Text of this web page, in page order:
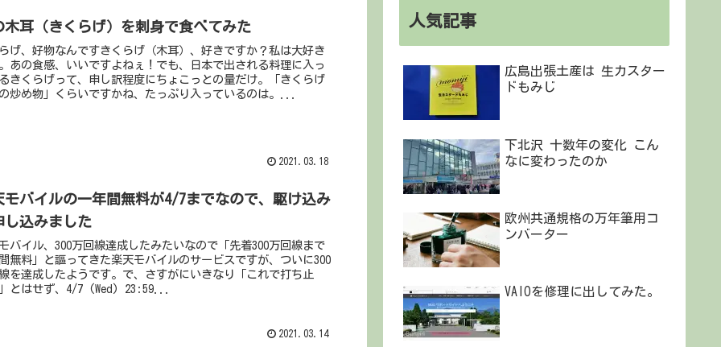
木耳（きくらげ）を刺身で食べてみた
げ、好物なんですきくらげ（木耳）、好きですか？私は大好き
あの食感、いいですよねぇ！でも、日本で出される料理に入っ
きくらげって、申し訳程度にちょこっとの量だけ。「きくらげ
炒め物」くらいですかね、たっぷり入っているのは。...
2021.03.18
モバイルの一年間無料が4/7までなので、駆け込み
し込みました
バイル、300万回線達成したみたいなので「先着300万回線まで
無料」と謳ってきた楽天モバイルのサービスですが、ついに300
を達成したようです。で、さすがにいきなり「これで打ち止
とはせず、4/7 (Wed) 23:59...
2021.03.14
人気記事
広島出張土産は 生カスター
ドもみじ
下北沢 十数年の変化 こん
なに変わったのか
欧州共通規格の万年筆用コ
ンバーター
VAIOを修理に出してみた。